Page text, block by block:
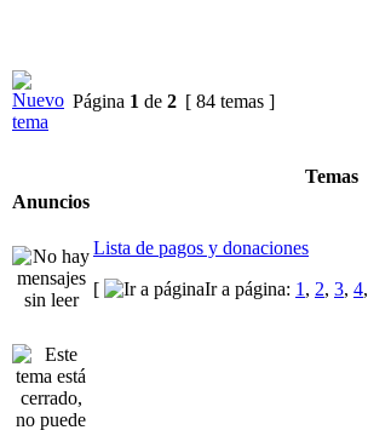
Página 1 de 2 [ 84 temas ]
Temas
Anuncios
Lista de pagos y donaciones
[
Ir a página: 1 , 2, 3, 4,